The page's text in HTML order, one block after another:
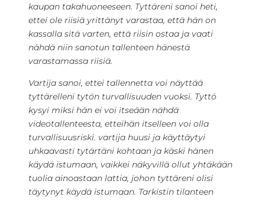
kaupan takahuoneeseen. Tyttäreni sanoi heti,
ettei ole riisiä yrittänyt varastaa, että hän on
kassalla sitä varten, että riisin ostaa ja vaati
nähdä niin sanotun tallenteen hänestä
varastamassa riisiä.
Vartija sanoi, ettei tallennetta voi näyttää
tyttärelleni tytön turvallisuuden vuoksi. Tyttö
kysyi miksi hän ei voi itseään nähdä
videotallenteesta, etteihän itselleen voi olla
turvallisuusriski. vartija huusi ja käyttäytyi
uhkaavasti tytärtäni kohtaan ja käski hänen
käydä istumaan, vaikkei näkyvillä ollut yhtäkään
tuolia ainoastaan lattia, johon tyttäreni olisi
täytynyt käydä istumaan. Tarkistin tilanteen